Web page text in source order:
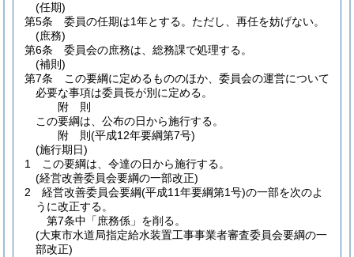
(任期)
第5条
委員の任期は1年とする。 ただし、再任を妨げない。
(庶務)
第6条
委員会の庶務は、総務課で処理する。
(補則)
第7条
この要綱に定めるもののほか、委員会の運営について
必要な事項は委員長が別に定める。
附 則
この要綱は、公布の日から施行する。
附 則(平成12年要綱第7号)
(施行期日)
1
この要綱は、令達の日から施行する。
(経営改善委員会要綱の一部改正)
2
経営改善委員会要綱(平成11年要綱第1号)の一部を次のよ
うに改正する。
第7条中「庶務係」を削る。
(大東市水道局指定給水装置工事事業者審査委員会要綱の一
部改正)